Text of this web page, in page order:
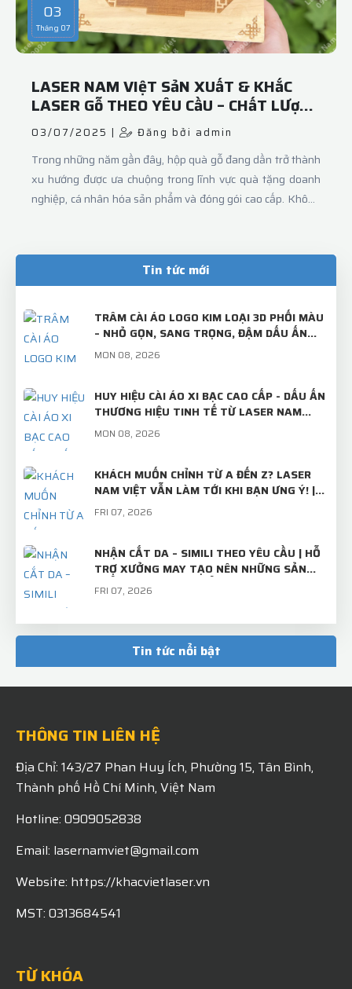
03
Tháng 07
LASER NAM VIệT SảN XUấT & KHắC
LASER Gỗ THEO YÊU CầU – CHấT LƯợNG
Từ XƯởNG
03/07/2025 | Đăng bởi admin
Trong những năm gần đây, hộp quà gỗ đang dần trở thành
xu hướng được ưa chuộng trong lĩnh vực quà tặng doanh
nghiệp, cá nhân hóa sản phẩm và đóng gói cao cấp. Không
Việt, chúng tôi chuyên sản xuất & gia công khắc laser trên
gỗ theo yêu cầu, từ số lượng nhỏ đến sản xuất quy mô lớn,
Tin tức mới
TRÂM CÀI ÁO LOGO KIM LOẠI 3D PHỐI MÀU
– NHỎ GỌN, SANG TRỌNG, ĐẬM DẤU ẤN
THƯƠNG HIỆU!
MON 08, 2026
HUY HIỆU CÀI ÁO XI BẠC CAO CẤP - DẤU ẤN
THƯƠNG HIỆU TINH TẾ TỪ LASER NAM
VIỆT
MON 08, 2026
KHÁCH MUỐN CHỈNH TỪ A ĐẾN Z? LASER
NAM VIỆT VẪN LÀM TỚI KHI BẠN ƯNG Ý! |
TRÂM CÀI ÁO THIẾT KẾ RIÊNG
FRI 07, 2026
NHẬN CẮT DA – SIMILI THEO YÊU CẦU | HỖ
TRỢ XƯỞNG MAY TẠO NÊN NHỮNG SẢN
PHẨM CHỈN CHU, CHUẨN ĐẸP
FRI 07, 2026
TẤM INOX BÌNH THƯỜNG – KHI QUA TAY
LASER NAM VIỆT SẼ TRỞ THÀNH "BỘ MẶT"
CHUYÊN NGHIỆP CỦA THƯƠNG HIỆU!
MON 07, 2026
Tin tức nổi bật
THÔNG TIN LIÊN HỆ
Địa Chỉ: 143/27 Phan Huy Ích, Phường 15, Tân Bình,
Thành phố Hồ Chí Minh, Việt Nam
Hotline: 0909052838
Email: lasernamviet@gmail.com
Website: https://khacvietlaser.vn
MST: 0313684541
TỪ KHÓA